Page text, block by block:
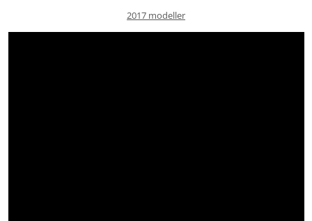
2017 modeller